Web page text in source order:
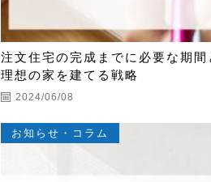
注文住宅の完成までに必要な期間
理想の家を建てる戦略
2024/06/08
お知らせ・コラム